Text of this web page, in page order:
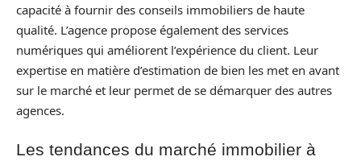
capacité à fournir des conseils immobiliers de haute
qualité. L’agence propose également des services
numériques qui améliorent l’expérience du client. Leur
expertise en matière d’estimation de bien les met en avant
sur le marché et leur permet de se démarquer des autres
agences.
Les tendances du marché immobilier à